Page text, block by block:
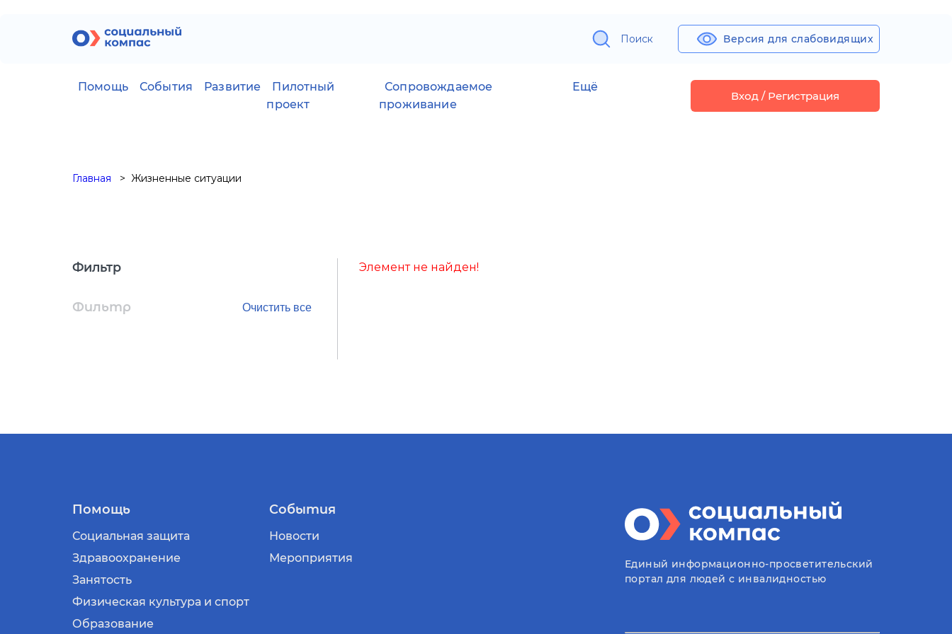
Поиск Версия для слабовидящих
Помощь События Развитие
Пилотный
проект
Сопровождаемое
проживание
Ещё
Вход / Регистрация
Главная Жизненные ситуации
Фильтр
Фильтр
Элемент не найден!
Помощь
Социальная защита
Здравоохранение
Занятость
Физическая культура и спорт
Образование
События
Новости
Мероприятия
Единый информационно-просветительский
портал для людей с инвалидностью